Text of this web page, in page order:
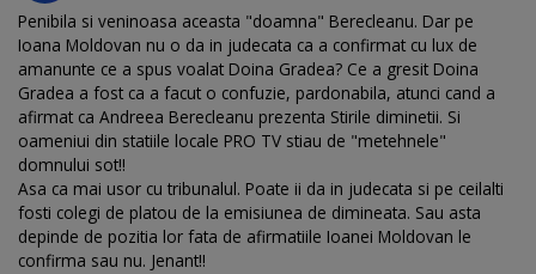
Penibila si veninoasa aceasta "doamna" Berecleanu. Dar pe
Ioana Moldovan nu o da in judecata ca a confirmat cu lux de
amanunte ce a spus voalat Doina Gradea? Ce a gresit Doina
Gradea a fost ca a facut o confuzie, pardonabila, atunci cand a
afirmat ca Andreea Berecleanu prezenta Stirile diminetii. Si
oameniui din statiile locale PRO TV stiau de "metehnele"
domnului sot!!
Asa ca mai usor cu tribunalul. Poate ii da in judecata si pe ceilalti
fosti colegi de platou de la emisiunea de dimineata. Sau asta
depinde de pozitia lor fata de afirmatiile Ioanei Moldovan le
confirma sau nu. Jenant!!